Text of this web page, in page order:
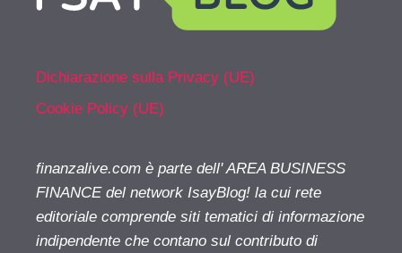
Dichiarazione sulla Privacy (UE)
Cookie Policy (UE)
finanzalive.com è parte dell' AREA BUSINESS
FINANCE del network IsayBlog! la cui rete
editoriale comprende siti tematici di informazione
indipendente che contano sul contributo di